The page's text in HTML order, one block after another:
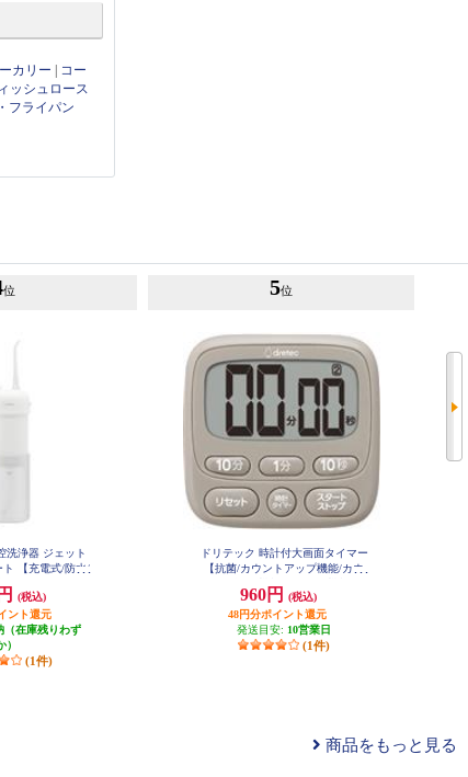
カリー
コー
ッシュロース
フライパン
位
洗浄器 ジェット
ト 【充電式/防水/
(税込)
ント還元
（在庫残りわず
）
(1件)
5位
ドリテック 時計付大画面タイマー
【抗菌/カウントアップ機能/カウ
ージュ】 T-612BE
960円
(税込)
48円分ポイント還元
発送目安: 10営業日
(1件)
商品をもっと見る